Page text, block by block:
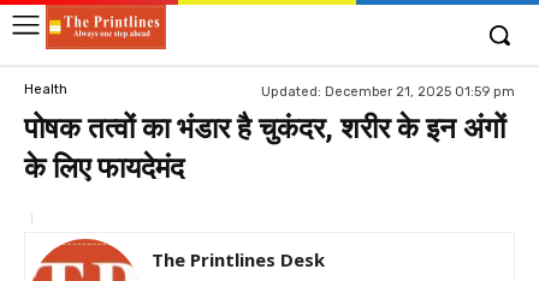
Health Updated: December 21, 2025 01:59 pm
पोषक तत्वों का भंडार है चुकंदर, शरीर के इन अंगों
के लिए फायदेमंद
The Printlines Desk